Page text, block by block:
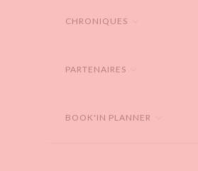
CHRONIQUES
PARTENAIRES
BOOK'IN PLANNER